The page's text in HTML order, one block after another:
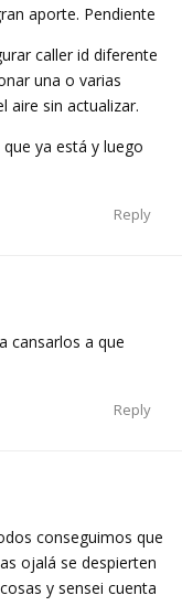
aporte. Pendiente
caller id diferente
una o varias
aire sin actualizar.
ya está y luego
Reply
cansarlos a que
Reply
conseguimos que
ojalá se despierten
y sensei cuenta